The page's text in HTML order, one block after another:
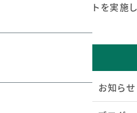
トを実施
お知らせ